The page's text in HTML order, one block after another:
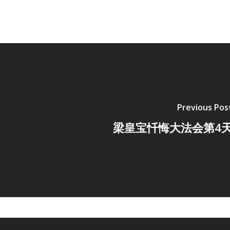
Previous
梁皇宝忏悔大法会第4